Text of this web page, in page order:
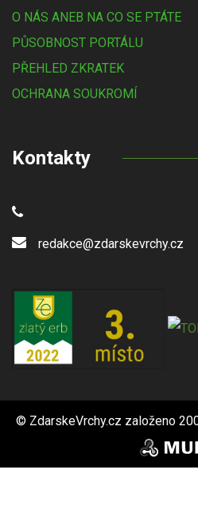
O NÁS ANEB NA CO SE PTÁTE
PŮSOBNOST PORTÁLU
PŘEHLED ZKRATEK
OCHRANA SOUKROMÍ
Kontakty
redakce@zdarskevrchy.cz
© ZdarskeVrchy.cz založeno